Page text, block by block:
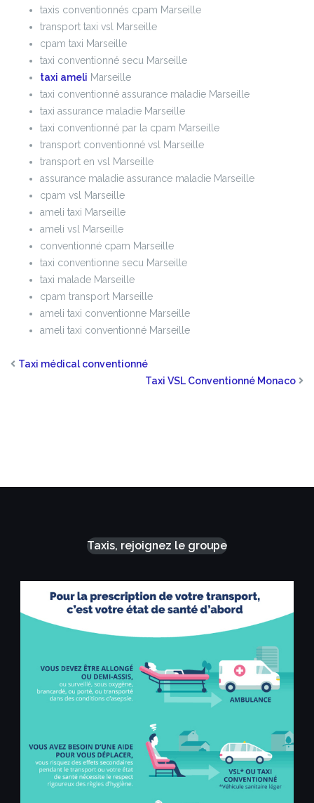
taxis conventionnés cpam Marseille
transport taxi vsl Marseille
cpam taxi Marseille
taxi conventionné secu Marseille
taxi ameli Marseille
taxi conventionné assurance maladie Marseille
taxi assurance maladie Marseille
taxi conventionné par la cpam Marseille
transport conventionné vsl Marseille
transport en vsl Marseille
assurance maladie assurance maladie Marseille
cpam vsl Marseille
ameli taxi Marseille
ameli vsl Marseille
conventionné cpam Marseille
taxi conventionne secu Marseille
taxi malade Marseille
cpam transport Marseille
ameli taxi conventionne Marseille
ameli taxi conventionné Marseille
Taxi médical conventionné
Taxi VSL Conventionné Monaco
Taxis, rejoignez le groupe